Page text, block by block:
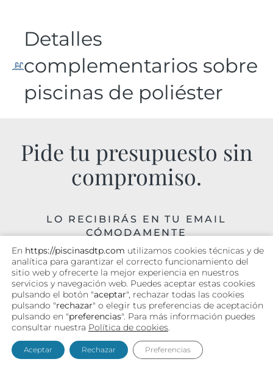
Detalles
complementarios sobre
piscinas de poliéster
Pide tu presupuesto sin
compromiso.
LO RECIBIRÁS EN TU EMAIL
CÓMODAMENTE
En https://piscinasdtp.com utilizamos cookies técnicas y de
analítica para garantizar el correcto funcionamiento del
sitio web y ofrecerte la mejor experiencia en nuestros
servicios y navegación web. Puedes aceptar estas cookies
pulsando el botón "aceptar", rechazar todas las cookies
pulsando "rechazar" o elegir tus preferencias de aceptación
pulsando en "preferencias". Para más información puedes
consultar nuestra Política de cookies.
Aceptar Rechazar Preferencias